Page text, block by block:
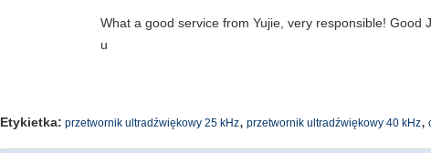
What a good service from Yujie, very responsible! Good
u
Etykietka: przetwornik ultradźwiękowy 25 kHz, przetwornik ultradźwiękowy 40 kHz,